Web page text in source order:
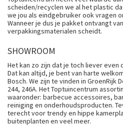
scheiden/recyclen we al het plastic
we jou als eindgebruiker ook vragen
Wanneer je dus je pakket ontvangt
verpakkingsmaterialen scheidt.
SHOWROOM
Het kan zo zijn dat je toch liever even
Dat kan altijd, je bent van harte
Bosch. We zijn te vinden in GroenRijk
244, 246A. Het Toptuincentrum
waaronder: barbecue accessoires,
reiniging en onderhoudsproducten.
terecht voor trendy en hippe
buitenplanten en veel meer.